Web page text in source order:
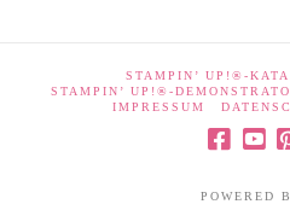
STAMPIN’ UP!®-
STAMPIN’ UP!®-
IMPRESSUM
POWERED